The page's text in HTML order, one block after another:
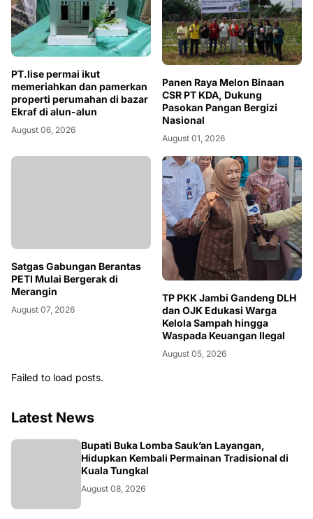
PT.lise permai ikut
memeriahkan dan pamerkan
properti perumahan di bazar
Ekraf di alun-alun
August 06, 2026
Panen Raya Melon Binaan
CSR PT KDA, Dukung
Pasokan Pangan Bergizi
Nasional
August 01, 2026
Satgas Gabungan Berantas
PETI Mulai Bergerak di
Merangin
August 07, 2026
TP PKK Jambi Gandeng DLH
dan OJK Edukasi Warga
Kelola Sampah hingga
Waspada Keuangan Ilegal
August 05, 2026
Failed to load posts.
Latest News
Bupati Buka Lomba Sauk’an Layangan,
Hidupkan Kembali Permainan Tradisional di
August 08, 2026